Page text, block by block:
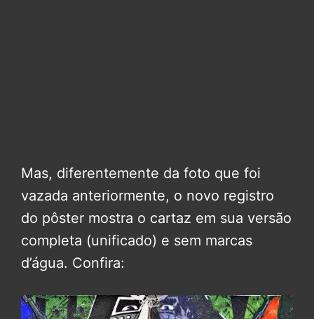
Mas, diferentemente da foto que foi
vazada anteriormente, o novo registro
do pôster mostra o cartaz em sua versão
completa (unificado) e sem marcas
d’água. Confira: